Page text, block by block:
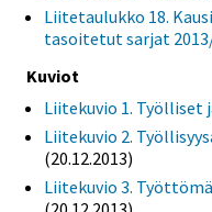
Liitetaulukko 18.
tasoitetut sarjat
Kuviot
Liitekuvio 1.
Liitekuvio 2.
(20.12.2013)
Liitekuvio 3.